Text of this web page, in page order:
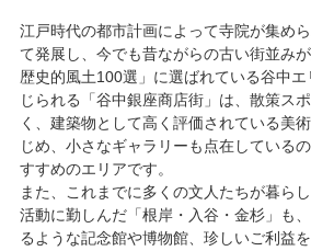
江戸時代の都市計画によって寺院が集め
て発展し、今でも昔ながらの古い街並み
歴史的風土100選」に選ばれている谷中
じられる「谷中銀座商店街」は、散策ス
く、建築物として高く評価されている美
じめ、小さなギャラリーも点在している
すすめのエリアです。
また、これまでに多くの文人たちが暮ら
活動に勤しんだ「根岸・入谷・金杉」も
るような記念館や博物館、珍しいご利益